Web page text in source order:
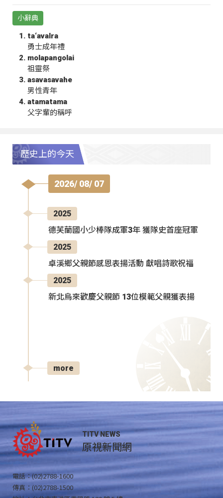
小辭典
ta‘avalra
勇士成年禮
molapangolai
祖靈祭
asavasavahe
男性青年
atamatama
父字輩的稱呼
歷史上的今天
2026/ 08/ 07
2025
德芙蘭國小少棒隊成軍3年 獲隊史首座冠軍
2025
卓溪鄉父親節感恩表揚活動 獻唱詩歌祝福
2025
新北烏來歡慶父親節 13位模範父親獲表揚
more
TITV NEWS
原視新聞網
電話：(02)2788-1600
傳真：(02)2788-1500